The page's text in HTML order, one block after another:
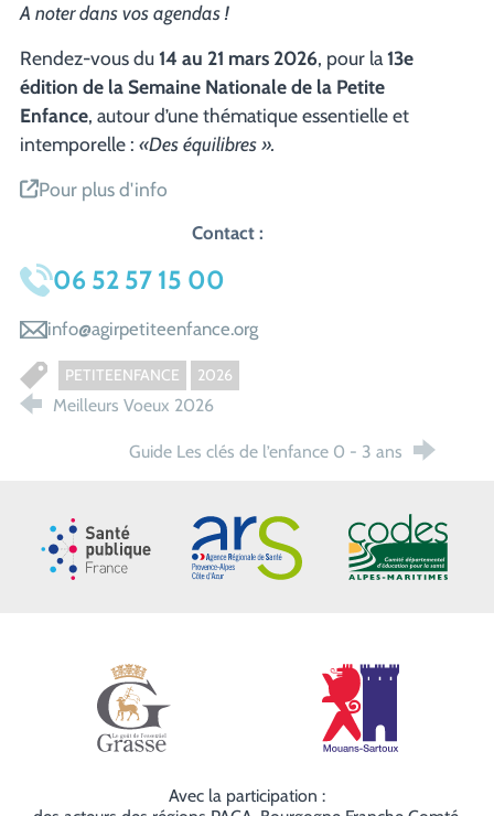
A noter dans vos agendas !
Rendez-vous du14 au 21 mars 2026, pour la13e
édition de la Semaine Nationale de la Petite
Enfance, autour d’une thématique essentielle et
intemporelle : «Des équilibres ».
Pour plus d'info
Contact :
06 52 57 15 00
info@agirpetiteenfance.org
PETITEENFANCE 2026
Meilleurs Voeux 2026
Guide Les clés de l’enfance 0 - 3 ans
Santé publique FranceARS Paca CoDES 06
Ville de Grasse Ville de
Avec la participation :